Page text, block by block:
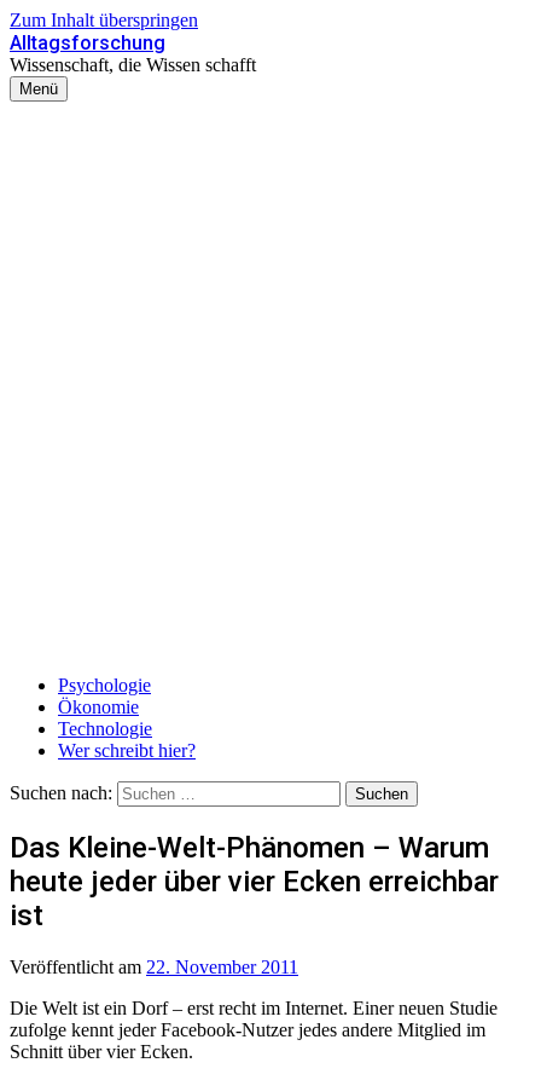
Zum Inhalt überspringen
Alltagsforschung
Wissenschaft, die Wissen schafft
Menü
Psychologie
Ökonomie
Technologie
Wer schreibt hier?
Suchen nach:
Das Kleine-Welt-Phänomen – Warum
heute jeder über vier Ecken erreichbar
ist
Veröffentlicht am 22. November 2011
Die Welt ist ein Dorf – erst recht im Internet. Einer neuen Studie
zufolge kennt jeder Facebook-Nutzer jedes andere Mitglied im
Schnitt über vier Ecken.